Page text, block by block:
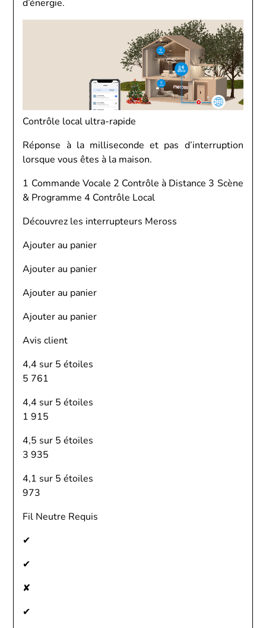
d’énergie.
Contrôle local ultra-rapide
Réponse à la milliseconde et pas d’interruption
lorsque vous êtes à la maison.
1 Commande Vocale 2 Contrôle à Distance 3 Scène
& Programme 4 Contrôle Local
Découvrez les interrupteurs Meross
Ajouter au panier
Ajouter au panier
Ajouter au panier
Ajouter au panier
Avis client
4,4 sur 5 étoiles
5 761
4,4 sur 5 étoiles
1 915
4,5 sur 5 étoiles
3 935
4,1 sur 5 étoiles
973
Fil Neutre Requis
✔
✔
✘
✔